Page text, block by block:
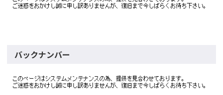
バックナンバー